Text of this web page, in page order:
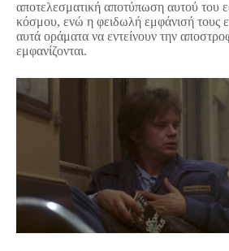
αποτελεσματική αποτύπωση αυτού του
κόσμου, ενώ η φειδωλή εμφάνισή τους
αυτά οράματα να εντείνουν την
εμφανίζονται.